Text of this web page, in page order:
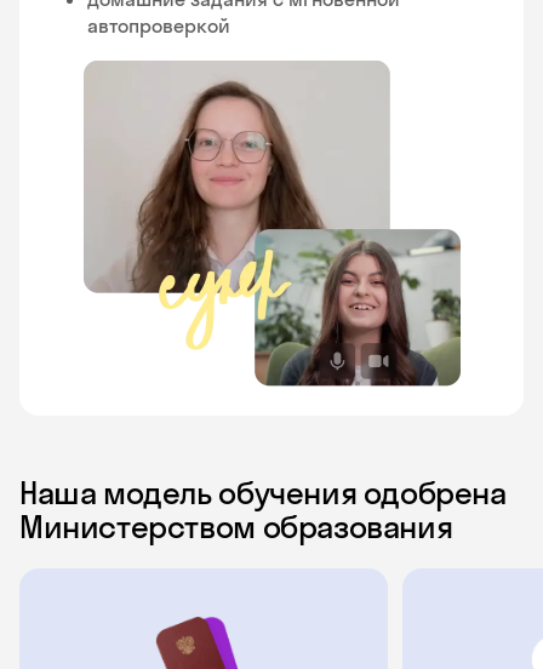
автопроверкой
Наша модель обучения одобрена
Министерством образования